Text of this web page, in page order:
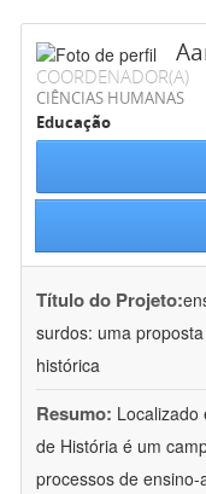
COORDENADOR(A)
CIÊNCIAS HUMANAS
Educação
Título do Projeto:
surdos: uma
histórica
Resumo: Localizado
de História é um
processos de